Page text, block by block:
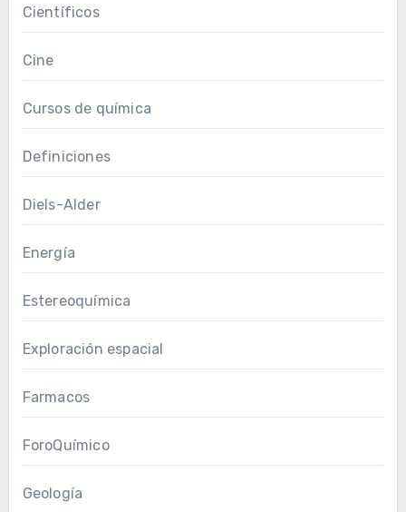
Científicos
Cine
Cursos de química
Definiciones
Diels-Alder
Energía
Estereoquímica
Exploración espacial
Farmacos
ForoQuímico
Geología